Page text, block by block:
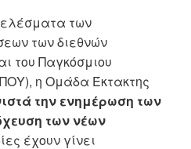
των
των διεθνών
του Παγκόσμιου
η Ομάδα Έκτακτης
την ενημέρωση των
των νέων
έχουν γίνει